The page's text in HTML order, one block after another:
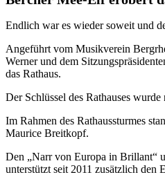
Endlich war es wieder soweit und
Angeführt vom Musikverein
Werner und dem
das Rathaus.
Der Schlüssel des Rathauses
Im Rahmen des Rathaussturmes
Maurice Breitkopf.
Den „Narr von Europa in Brillant“
unterstützt seit 2011 zusätzlich den